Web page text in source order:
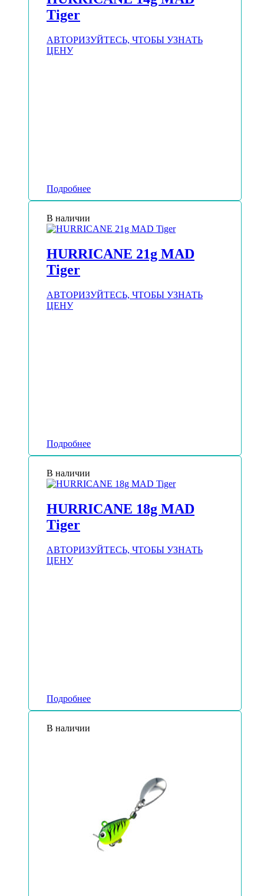
Tiger
АВТОРИЗУЙТЕСЬ, ЧТОБЫ УЗНАТЬ
ЦЕНУ
Подробнее
В наличии
HURRICANE 21g MAD
Tiger
АВТОРИЗУЙТЕСЬ, ЧТОБЫ УЗНАТЬ
ЦЕНУ
Подробнее
В наличии
HURRICANE 18g MAD
Tiger
АВТОРИЗУЙТЕСЬ, ЧТОБЫ УЗНАТЬ
ЦЕНУ
Подробнее
В наличии